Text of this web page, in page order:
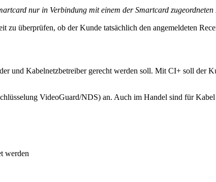
nur in Verbindung mit einem der Smartcard
überprüfen, ob der Kunde tatsächlich den angemeldeten
und Kabelnetzbetreiber gerecht werden soll. Mit CI+ soll der
VideoGuard/NDS) an. Auch im Handel sind für
werden